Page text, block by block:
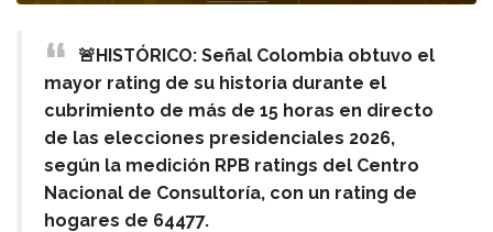
🚨HISTÓRICO: Señal Colombia obtuvo el
mayor rating de su historia durante el
cubrimiento de más de 15 horas en directo
de las elecciones presidenciales 2026,
según la medición RPB ratings del Centro
Nacional de Consultoría, con un rating de
hogares de 64477.